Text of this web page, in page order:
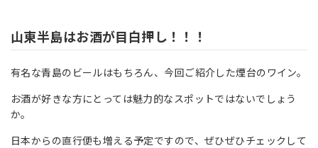
山東半島はお酒が目白押し！！！
有名な青島のビールはもちろん、今回ご紹介した煙台のワイン。
お酒が好きな方にとっては魅力的なスポットではないでしょう
か。
日本からの直行便も増える予定ですので、ぜひぜひチェックして